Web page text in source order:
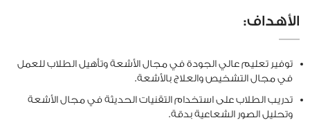
الأهداف:
توفير تعليم عالي الجودة في مجال الأشعة وتأهيل الطلاب للعمل
في مجال التشخيص والعلاج بالأشعة.
تدريب الطلاب على استخدام التقنيات الحديثة في مجال الأشعة
وتحليل الصور الشعاعية بدقة.